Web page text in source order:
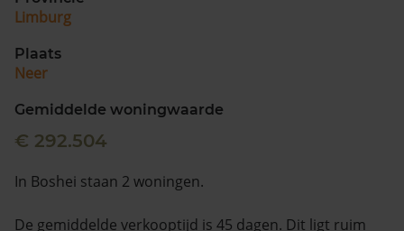
Limburg
Plaats
Neer
Gemiddelde woningwaarde
€ 292.504
In Boshei staan 2 woningen.
De gemiddelde verkooptijd is 45 dagen. Dit ligt ruim